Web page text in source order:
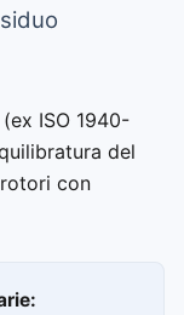
(ex ISO 1940-
del
con